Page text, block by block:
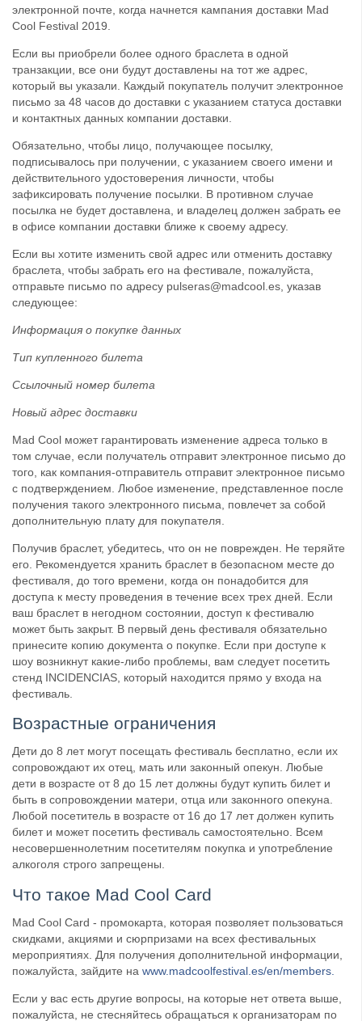
электронной почте, когда начнется кампания доставки Mad
Cool Festival 2019.
Если вы приобрели более одного браслета в одной
транзакции, все они будут доставлены на тот же адрес,
который вы указали. Каждый покупатель получит электронное
письмо за 48 часов до доставки с указанием статуса доставки
и контактных данных компании доставки.
Обязательно, чтобы лицо, получающее посылку,
подписывалось при получении, с указанием своего имени и
действительного удостоверения личности, чтобы
зафиксировать получение посылки. В противном случае
посылка не будет доставлена, и владелец должен забрать ее
в офисе компании доставки ближе к своему адресу.
Если вы хотите изменить свой адрес или отменить доставку
браслета, чтобы забрать его на фестивале, пожалуйста,
отправьте письмо по адресу pulseras@madcool.es, указав
следующее:
Информация о покупке данных
Тип купленного билета
Ссылочный номер билета
Новый адрес доставки
Mad Cool может гарантировать изменение адреса только в
том случае, если получатель отправит электронное письмо до
того, как компания-отправитель отправит электронное письмо
с подтверждением. Любое изменение, представленное после
получения такого электронного письма, повлечет за собой
дополнительную плату для покупателя.
Получив браслет, убедитесь, что он не поврежден. Не теряйте
его. Рекомендуется хранить браслет в безопасном месте до
фестиваля, до того времени, когда он понадобится для
доступа к месту проведения в течение всех трех дней. Если
ваш браслет в негодном состоянии, доступ к фестивалю
может быть закрыт. В первый день фестиваля обязательно
принесите копию документа о покупке. Если при доступе к
шоу возникнут какие-либо проблемы, вам следует посетить
стенд INCIDENCIAS, который находится прямо у входа на
фестиваль.
Возрастные ограничения
Дети до 8 лет могут посещать фестиваль бесплатно, если их
сопровождают их отец, мать или законный опекун. Любые
дети в возрасте от 8 до 15 лет должны будут купить билет и
быть в сопровождении матери, отца или законного опекуна.
Любой посетитель в возрасте от 16 до 17 лет должен купить
билет и может посетить фестиваль самостоятельно. Всем
несовершеннолетним посетителям покупка и употребление
алкоголя строго запрещены.
Что такое Mad Cool Card
Mad Cool Card - промокарта, которая позволяет пользоваться
скидками, акциями и сюрпризами на всех фестивальных
мероприятиях. Для получения дополнительной информации,
пожалуйста, зайдите на www.madcoolfestival.es/en/members.
Если у вас есть другие вопросы, на которые нет ответа выше,
пожалуйста, не стесняйтесь обращаться к организаторам по